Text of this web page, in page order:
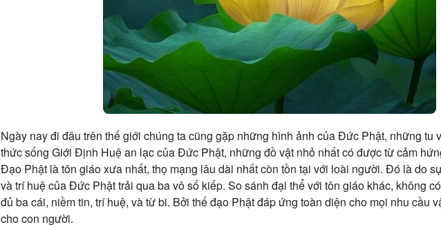
Ngày nay đi đâu trên thế giới chúng ta cũng gặp những hình ảnh của Đức Phật, những tu
thức sống Giới Định Huệ an lạc của Đức Phật, những đồ vật nhỏ nhất có được từ cảm
Đạo Phật là tôn giáo xưa nhất, thọ mạng lâu dài nhất còn tồn tại với loài người. Đó là do
và trí huệ của Đức Phật trải qua ba vô số kiếp. So sánh đại thể với tôn giáo khác, không
đủ ba cái, niềm tin, trí huệ, và từ bi. Bởi thế đạo Phật đáp ứng toàn diện cho mọi nhu cầu
cho con người.